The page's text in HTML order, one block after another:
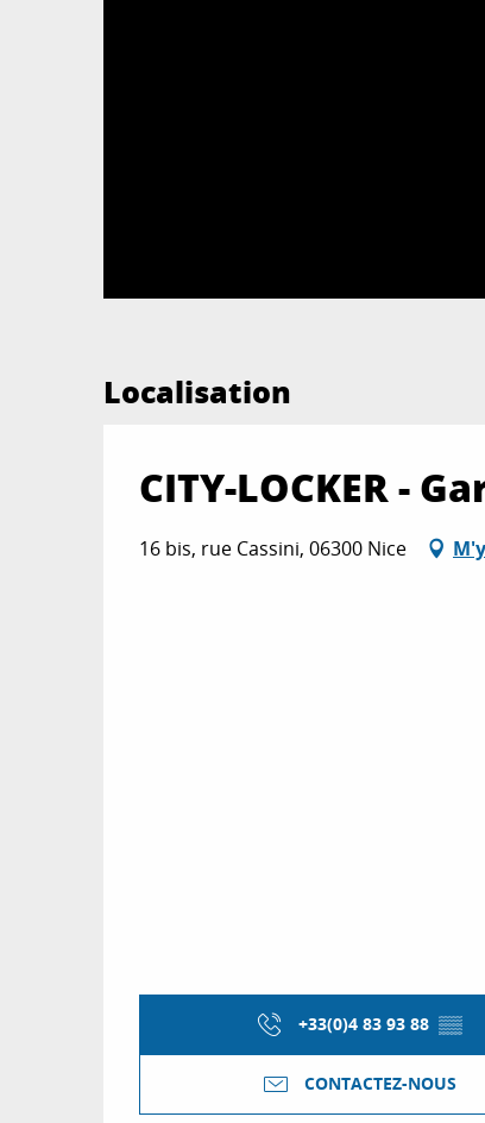
Localisation
CITY-LOCKER -
16 bis, rue Cassini, 06300 Nice
+33(0)4 83 93 88 ▒▒
CONTACTEZ-NOUS